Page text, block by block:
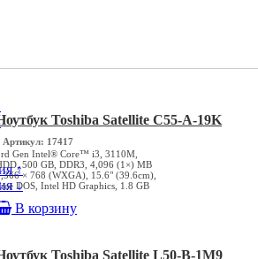
↑
↓
Toshiba Satellite C55-A-19K
Артикул: 17417
Gen Intel® Core™ i3, 3110M,
500 GB, DDR3, 4,096 (1×) MB
× 768 (WXGA), 15.6" (39.6cm),
DOS, Intel HD Graphics, 1.8 GB
В корзину
Toshiba Satellite L50-B-1M9